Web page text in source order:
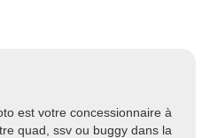
est votre concessionnaire à
quad, ssv ou buggy dans la